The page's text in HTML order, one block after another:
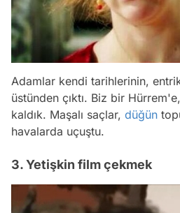
Adamlar kendi tarihlerinin,
üstünden çıktı. Biz bir
kaldık. Maşalı saçlar, düğün
havalarda uçuştu.
3. Yetişkin film çekmek